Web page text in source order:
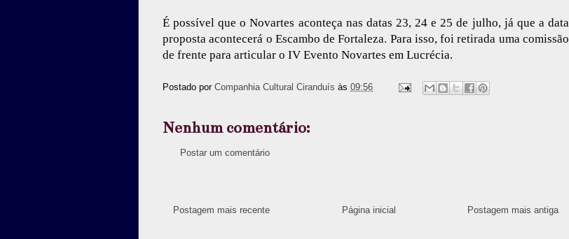
É possível que o Novartes aconteça nas datas 23, 24 e 25 de julho, já que a data
proposta acontecerá o Escambo de Fortaleza. Para isso, foi retirada uma comissão
de frente para articular o IV Evento Novartes em Lucrécia.
Postado por Companhia Cultural Ciranduís às 09:56
Nenhum comentário:
Postar um comentário
Postagem mais recente Postagem mais antiga
Página inicial